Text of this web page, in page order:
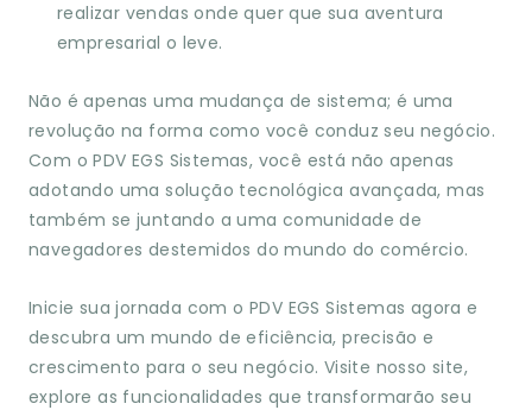
realizar vendas onde quer que sua aventura
empresarial o leve.
Não é apenas uma mudança de sistema; é uma
revolução na forma como você conduz seu negócio.
Com o PDV EGS Sistemas, você está não apenas
adotando uma solução tecnológica avançada, mas
também se juntando a uma comunidade de
navegadores destemidos do mundo do comércio.
Inicie sua jornada com o PDV EGS Sistemas agora e
descubra um mundo de eficiência, precisão e
crescimento para o seu negócio. Visite nosso site,
explore as funcionalidades que transformarão seu